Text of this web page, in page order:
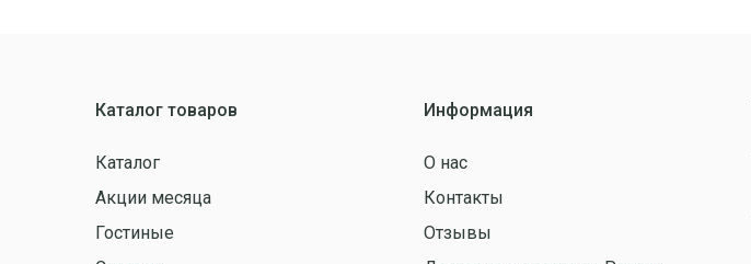
Каталог товаров
Каталог
Акции месяца
Гостиные
Информация
О нас
Контакты
Отзывы